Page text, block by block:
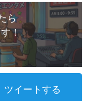
ら
！
ツイートする